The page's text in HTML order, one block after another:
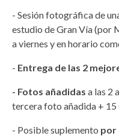
- Sesión fotográfica de
estudio de Gran Vía (por
a viernes y en horario
- Entrega de las 2
- Fotos añadidas a las 2
tercera foto añadida + 15
- Posible suplemento por